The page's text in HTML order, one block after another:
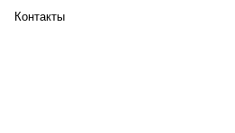
Контакты